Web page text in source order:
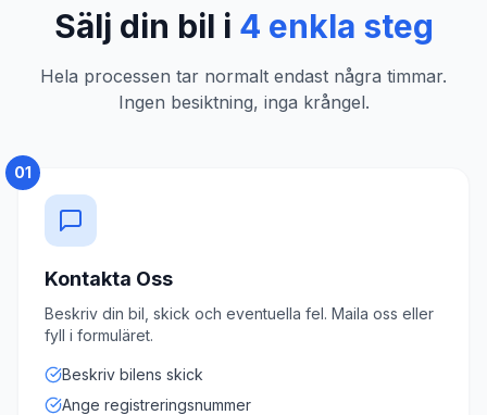
Sälj din bil i 4 enkla steg
Hela processen tar normalt endast några timmar.
Ingen besiktning, inga krångel.
01
Kontakta Oss
Beskriv din bil, skick och eventuella fel. Maila oss eller
fyll i formuläret.
Beskriv bilens skick
Ange registreringsnummer